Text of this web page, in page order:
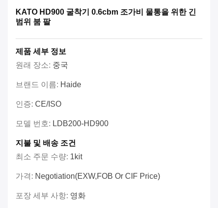
KATO HD900 굴착기 0.6cbm 조가비 물통을 위한 긴
범위 붐 팔
제품 세부 정보
원래 장소: 중국
브랜드 이름: Haide
인증: CE/ISO
모델 번호: LDB200-HD900
지불 및 배송 조건
최소 주문 수량: 1kit
가격: Negotiation(EXW,FOB Or CIF Price)
포장 세부 사항: 영화